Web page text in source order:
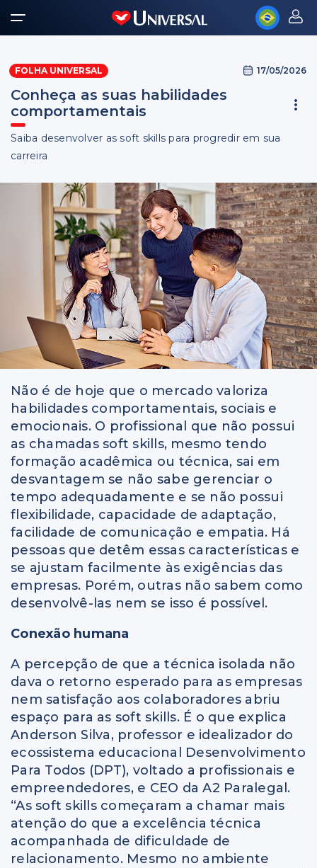
FOLHA UNIVERSAL 17/05/2026
Conheça as suas habilidades
comportamentais
Saiba desenvolver as soft skills para progredir em sua
carreira
Não é de hoje que o mercado valoriza
habilidades comportamentais, sociais e
emocionais. O profissional que não possui
as chamadas soft skills, mesmo tendo
formação acadêmica ou técnica, sai em
desvantagem se não sabe gerenciar o
tempo adequadamente e se não possui
flexibilidade, capacidade de adaptação,
facilidade de comunicação e empatia. Há
pessoas que detêm essas características e
se ajustam facilmente às exigências das
empresas. Porém, outras não sabem como
desenvolvê-las nem se isso é possível.
Conexão humana
A percepção de que a técnica isolada não
dava o retorno esperado para as empresas
nem satisfação aos colaboradores abriu
espaço para as soft skills. É o que explica
Anderson Silva, professor e idealizador do
ecossistema educacional Desenvolvimento
Para Todos (DPT), voltado a profissionais e
empreendedores, e CEO da A2 Paralegal.
“As soft skills começaram a chamar mais
atenção do que a excelência técnica
acompanhada de dificuldade de
relacionamento. Mesmo no ambiente